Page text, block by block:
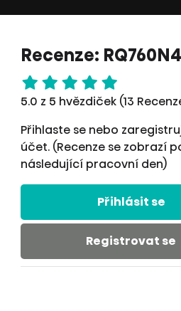
Recenze:
5.0 z 5 hvězdiček (13
Přihlaste se nebo
účet. (Recenze se zobrazí
následující pracovní den)
Přihlásit se
Registrovat se